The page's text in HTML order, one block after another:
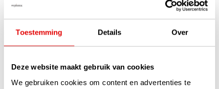
Toestemming Details Over
Deze website maakt gebruik van cookies
We gebruiken cookies om content en advertenties te
€28,00
€25,95